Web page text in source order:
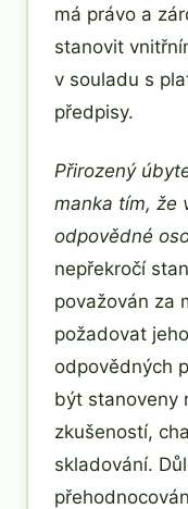
má právo a
stanovit
v souladu s
předpisy.
Přirozený
manka tím, že
odpovědné
nepřekročí
považován za
požadovat
odpovědných
být stanoveny
zkušeností,
skladování.